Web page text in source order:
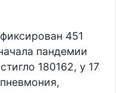
451
пандемии
180162, у 17